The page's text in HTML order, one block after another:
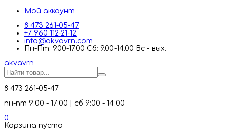
Мой аккаунт
8 473 261-05-47
+7 960 112-21-12
info@akvavrn.com
Пн-Пт: 9.00-17.00 Сб: 9.00-14.00 Вс - вых.
akvavrn
8 473 261-05-47
пн-пт 9:00 - 17:00 | сб 9:00 - 14:00
0
Корзина пуста